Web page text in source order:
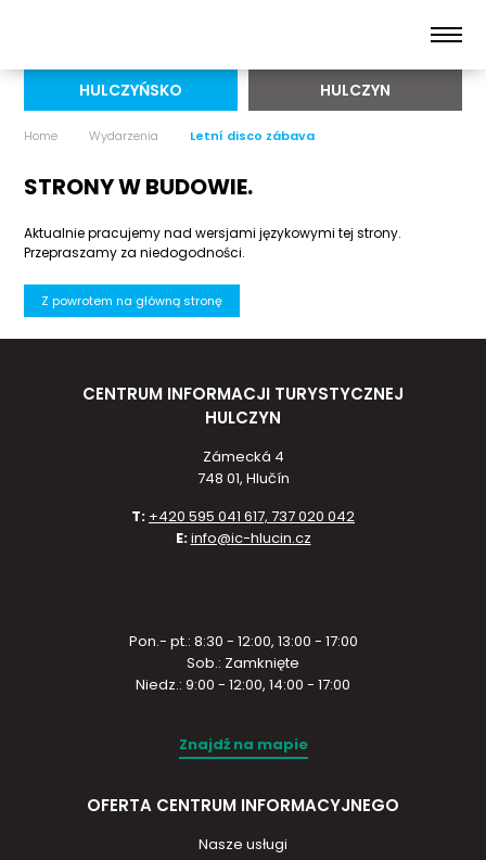
HULCZYŃSKO HULCZYN
Home Wydarzenia Letní disco zábava
STRONY W BUDOWIE.
Aktualnie pracujemy nad wersjami językowymi tej strony.
Przepraszamy za niedogodności.
Z powrotem na główną stronę
CENTRUM INFORMACJI TURYSTYCZNEJ
HULCZYN
Zámecká 4
748 01, Hlučín
T: +420 595 041 617, 737 020 042
E:info@ic-hlucin.cz
Pon.- pt.: 8:30 - 12:00, 13:00 - 17:00
Sob.: Zamknięte
Niedz.: 9:00 - 12:00, 14:00 - 17:00
Znajdź na mapie
OFERTA CENTRUM INFORMACYJNEGO
Nasze usługi